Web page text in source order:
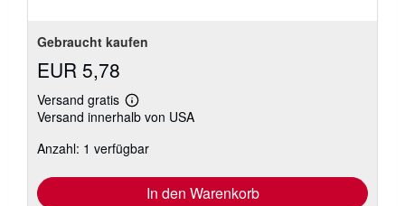
Gebraucht kaufen
EUR 5,78
Versand gratis
Weitere
Informationen
Versandkosten
Versand innerhalb von USA
Anzahl: 1 verfügbar
In den Warenkorb